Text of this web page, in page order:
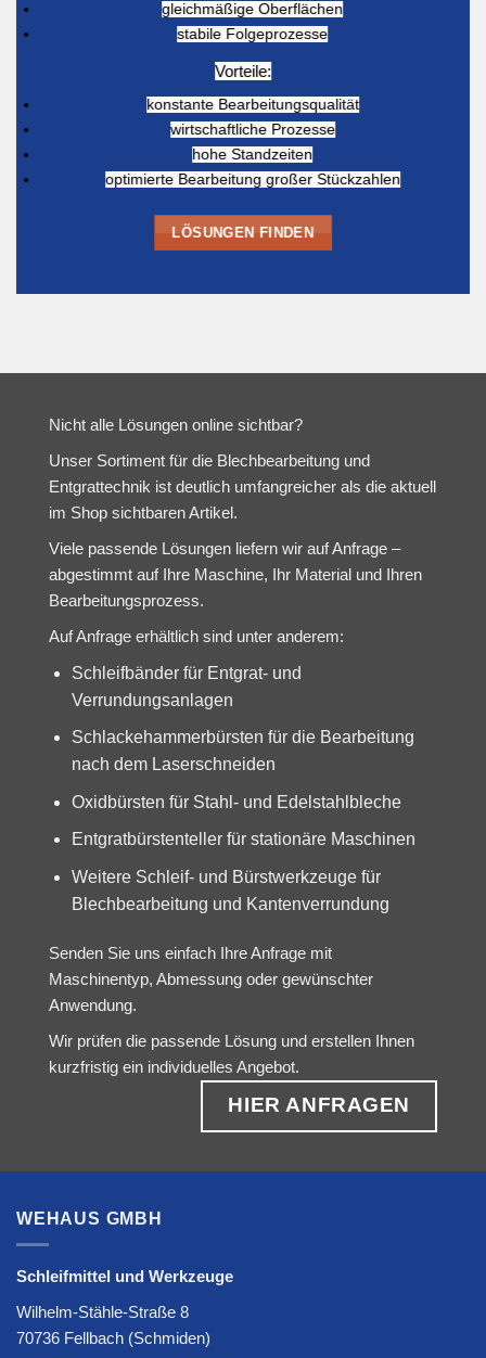
gleichmäßige Oberflächen
stabile Folgeprozesse
Vorteile:
konstante Bearbeitungsqualität
wirtschaftliche Prozesse
hohe Standzeiten
optimierte Bearbeitung großer Stückzahlen
LÖSUNGEN FINDEN
Nicht alle Lösungen online sichtbar?
Unser Sortiment für die Blechbearbeitung und
Entgrattechnik ist deutlich umfangreicher als die aktuell
im Shop sichtbaren Artikel.
Viele passende Lösungen liefern wir auf Anfrage –
abgestimmt auf Ihre Maschine, Ihr Material und Ihren
Bearbeitungsprozess.
Auf Anfrage erhältlich sind unter anderem:
Schleifbänder für Entgrat- und
Verrundungsanlagen
Schlackehammerbürsten für die Bearbeitung
nach dem Laserschneiden
Oxidbürsten für Stahl- und Edelstahlbleche
Entgratbürstenteller für stationäre Maschinen
Weitere Schleif- und Bürstwerkzeuge für
Blechbearbeitung und Kantenverrundung
Senden Sie uns einfach Ihre Anfrage mit
Maschinentyp, Abmessung oder gewünschter
Anwendung.
Wir prüfen die passende Lösung und erstellen Ihnen
kurzfristig ein individuelles Angebot.
HIER ANFRAGEN
WEHAUS GMBH
Schleifmittel und Werkzeuge
Wilhelm-Stähle-Straße 8
70736 Fellbach (Schmiden)